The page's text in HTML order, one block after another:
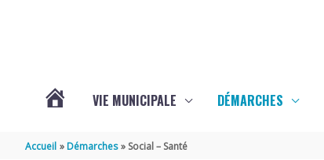
VIE MUNICIPALE DÉMARCHES
Accueil Démarches Social – Santé